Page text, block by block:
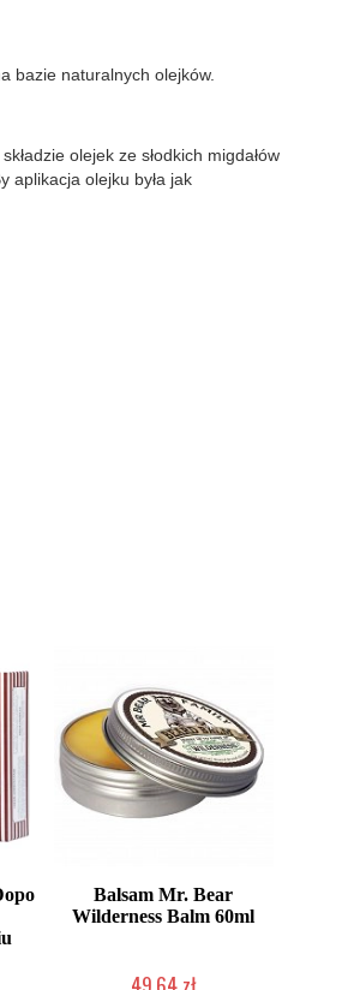
bazie naturalnych olejków.
olejek ze słodkich migdałów
aplikacja olejku była jak
Balsam Mr. Bear
Wilderness Balm 60ml